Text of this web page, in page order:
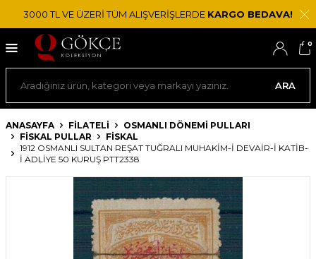
3000 TL VE ÜZERİ TÜM ALIŞVERİŞLERDE KARGO BEDAVA!
ARA
0
ANASAYFA FİLATELİ
OSMANLI DÖNEMI PULLARI
FISKAL PULLAR
FISKAL
1912 OSMANLI SULTAN REŞAT TUĞRALI MUHAKIM-I DEVAIR-I KATIB-
I ADLIYE 50 KURUŞ PTT2338